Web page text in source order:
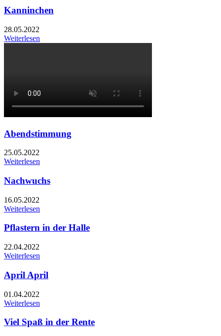
Kanninchen
28.05.2022
Weiterlesen
Abendstimmung
25.05.2022
Weiterlesen
Nachwuchs
16.05.2022
Weiterlesen
Pflastern in der Halle
22.04.2022
Weiterlesen
April April
01.04.2022
Weiterlesen
Viel Spaß in der Rente